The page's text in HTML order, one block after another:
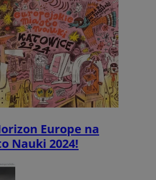
Europe na
Nauki 2024!